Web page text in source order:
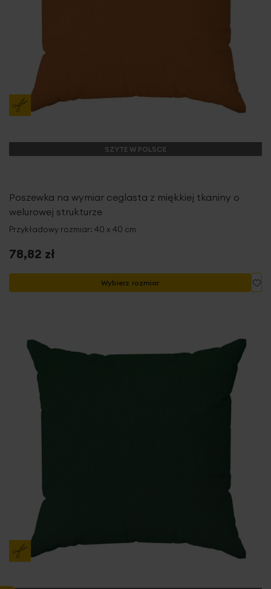
SZYTE W POLSCE
Poszewka na wymiar ceglasta z miękkiej tkaniny o
welurowej strukturze
Przykładowy rozmiar: 40 x 40 cm
78,82 zł
Wybierz rozmiar